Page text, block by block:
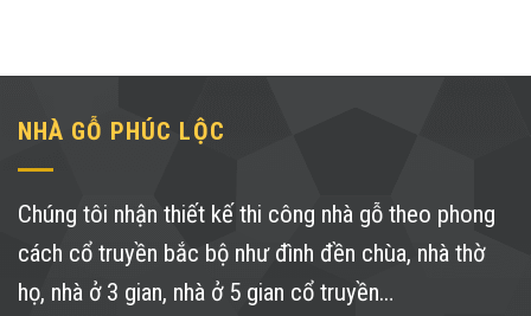
NHÀ GỖ PHÚC LỘC
Chúng tôi nhận thiết kế thi công nhà gỗ theo phong
cách cổ truyền bắc bộ như đình đền chùa, nhà thờ
họ, nhà ở 3 gian, nhà ở 5 gian cổ truyền…